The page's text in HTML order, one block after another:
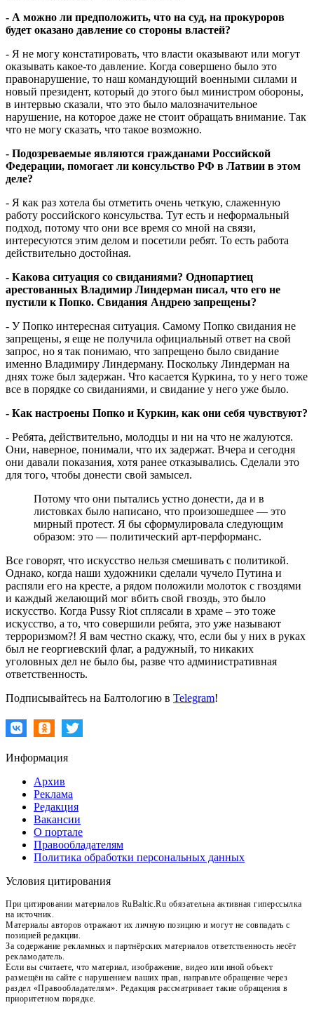
- А можно ли предположить, что на суд, на прокуроров
будет оказано давление со стороны властей?
- Я не могу констатировать, что власти оказывают или могут
оказывать какое-то давление. Когда совершено было это
правонарушение, то наш командующий военными силами и
новый президент, который до этого был министром обороны,
в интервью сказали, что это было малозначительное
нарушение, на которое даже не стоит обращать внимание. Так
что не могу сказать, что такое возможно.
- Подозреваемые являются гражданами Российской
Федерации, помогает ли консульство РФ в Латвии в этом
деле?
- Я как раз хотела бы отметить очень четкую, слаженную
работу российского консульства. Тут есть и неформальный
подход, потому что они все время со мной на связи,
интересуются этим делом и посетили ребят. То есть работа
действительно достойная.
- Какова ситуация со свиданиями? Однопартиец
арестованных Владимир Линдерман писал, что его не
пустили к Попко. Свидания Андрею запрещены?
- У Попко интересная ситуация. Самому Попко свидания не
запрещены, я еще не получила официальный ответ на свой
запрос, но я так понимаю, что запрещено было свидание
именно Владимиру Линдерману. Поскольку Линдерман на
днях тоже был задержан. Что касается Куркина, то у него тоже
все в порядке со свиданиями, и свидание у него уже было.
- Как настроены Попко и Куркин, как они себя чувствуют?
- Ребята, действительно, молодцы и ни на что не жалуются.
Они, наверное, понимали, что их задержат. Вчера и сегодня
они давали показания, хотя ранее отказывались. Сделали это
для того, чтобы донести свой замысел.
Потому что они пытались устно донести, да и в
листовках было написано, что произошедшее — это
мирный протест. Я бы сформулировала следующим
образом: это — политический арт-перформанс.
Все говорят, что искусство нельзя смешивать с политикой.
Однако, когда наши художники сделали чучело Путина и
распяли его на кресте, а рядом положили молоток с гвоздями
и каждый желающий мог вбить свой гвоздь, это было
искусство. Когда Pussy Riot сплясали в храме – это тоже
искусство, а то, что совершили ребята, это уже называют
терроризмом?! Я вам честно скажу, что, если бы у них в руках
был не георгиевский флаг, а радужный, то никаких
уголовных дел не было бы, разве что административная
ответственность.
Подписывайтесь на Балтологию в Telegram!
Информация
Архив
Реклама
Редакция
Вакансии
О портале
Правообладателям
Политика обработки персональных данных
Условия цитирования
При цитировании материалов RuBaltic.Ru обязательна активная гиперссылка
на источник.
Материалы авторов отражают их личную позицию и могут не совпадать с
позицией редакции.
За содержание рекламных и партнёрских материалов ответственность несёт
рекламодатель.
Если вы считаете, что материал, изображение, видео или иной объект
размещён на сайте с нарушением ваших прав, направьте обращение через
раздел «Правообладателям». Редакция рассматривает такие обращения в
приоритетном порядке.